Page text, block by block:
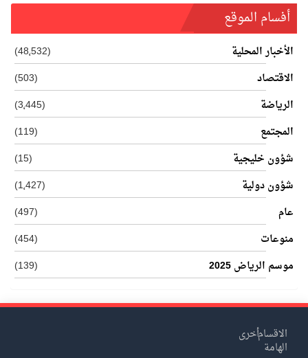
أفسام الموقع
الأخبار المحلية
(48٬532)
الاقتصاد
(503)
الرياضة
(3٬445)
المجتمع
(119)
شؤون خليجية
(15)
شؤون دولية
(1٬427)
عام
(497)
منوعات
(454)
موسم الرياض 2025
(139)
الاقسام
الهامة
أخرى